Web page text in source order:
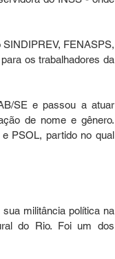
FENASPS,
os trabalhadores da
SE e passou a atuar
de nome e gênero.
PSOL, partido no qual
militância política na
do Rio. Foi um dos